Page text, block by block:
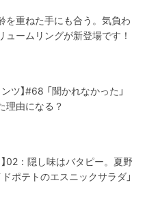
を重ねた手にも合う。気負わ
ュームリングが新登場です！
ツ】#68 「聞かれなかった」
理由になる？
】02：隠し味はバタピー。夏野
ポテトのエスニックサラダ」